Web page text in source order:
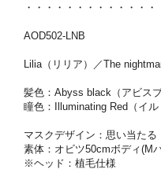
・・・・・・・・・・・・
AOD502-LNB
Lilia（リリア）／The
髪色：Abyss black（アビスブ
瞳色：Illuminating Red（イル
マスクデザイン：思い当たる
素体：オビツ50cmボディ(M
※ヘッド：植毛仕様